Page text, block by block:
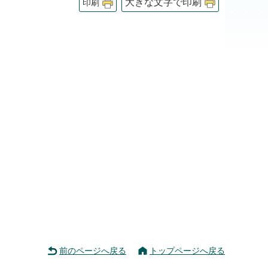
印刷 大きな文字で印刷
前のページへ戻る トップページへ戻る